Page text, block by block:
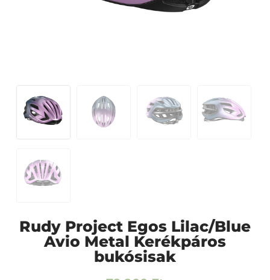
Rudy Project Egos Lilac/Blue
Avio Metal Kerékpáros
bukósisak